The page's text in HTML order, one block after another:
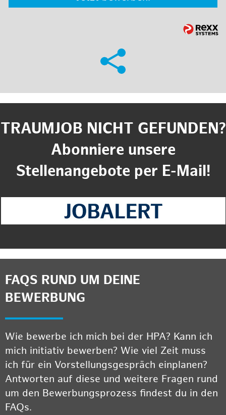
TRAUMJOB NICHT GEFUNDEN?
Abonniere unsere
Stellenangebote per E-Mail!
FAQS RUND UM DEINE
BEWERBUNG
Wie bewerbe ich mich bei der HPA? Kann ich
mich initiativ bewerben? Wie viel Zeit muss
ich für ein Vorstellungsgespräch einplanen?
Antworten auf diese und weitere Fragen rund
um den Bewerbungsprozess findest du in den
FAQs.